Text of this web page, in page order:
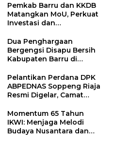
Pemkab Barru dan KKDB
Matangkan MoU, Perkuat
Investasi dan
Dua Penghargaan
Bergengsi Disapu Bersih
Kabupaten Barru di
Pelantikan Perdana DPK
ABPEDNAS Soppeng Riaja
Resmi Digelar, Camat
Wujudkan Desa Maju
Momentum 65 Tahun
IKWI: Menjaga Melodi
Budaya Nusantara dan